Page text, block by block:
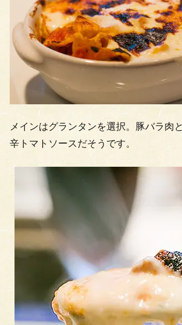
メインはグランタンを選択。豚バラ肉
辛トマトソースだそうです。